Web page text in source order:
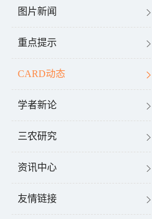
图片新闻
重点提示
CARD动态
学者新论
三农研究
资讯中心
友情链接